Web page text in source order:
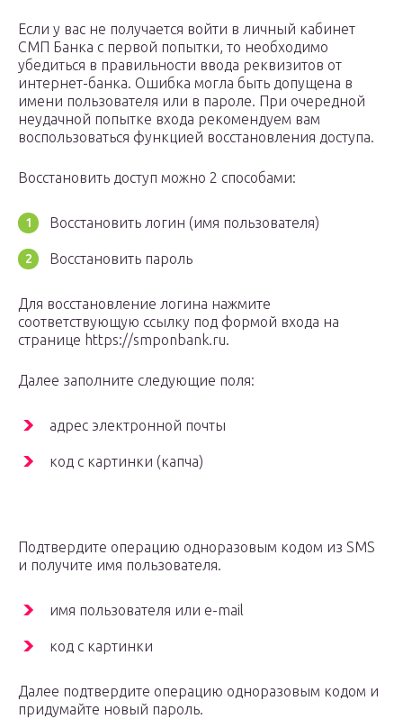
Если у вас не получается войти в личный кабинет
СМП Банка с первой попытки, то необходимо
убедиться в правильности ввода реквизитов от
интернет-банка. Ошибка могла быть допущена в
имени пользователя или в пароле. При очередной
неудачной попытке входа рекомендуем вам
воспользоваться функцией восстановления доступа.
Восстановить доступ можно 2 способами:
Восстановить логин (имя пользователя)
Восстановить пароль
Для восстановление логина нажмите
соответствующую ссылку под формой входа на
странице https://smponbank.ru.
Далее заполните следующие поля:
адрес электронной почты
код с картинки (капча)
Подтвердите операцию одноразовым кодом из SMS
и получите имя пользователя.
имя пользователя или e-mail
код с картинки
Далее подтвердите операцию одноразовым кодом и
придумайте новый пароль.